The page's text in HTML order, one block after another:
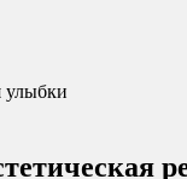
улыбки